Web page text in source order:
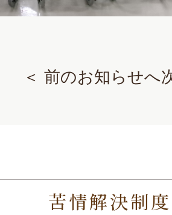
＜ 前のお知らせへ
苦情解決制度